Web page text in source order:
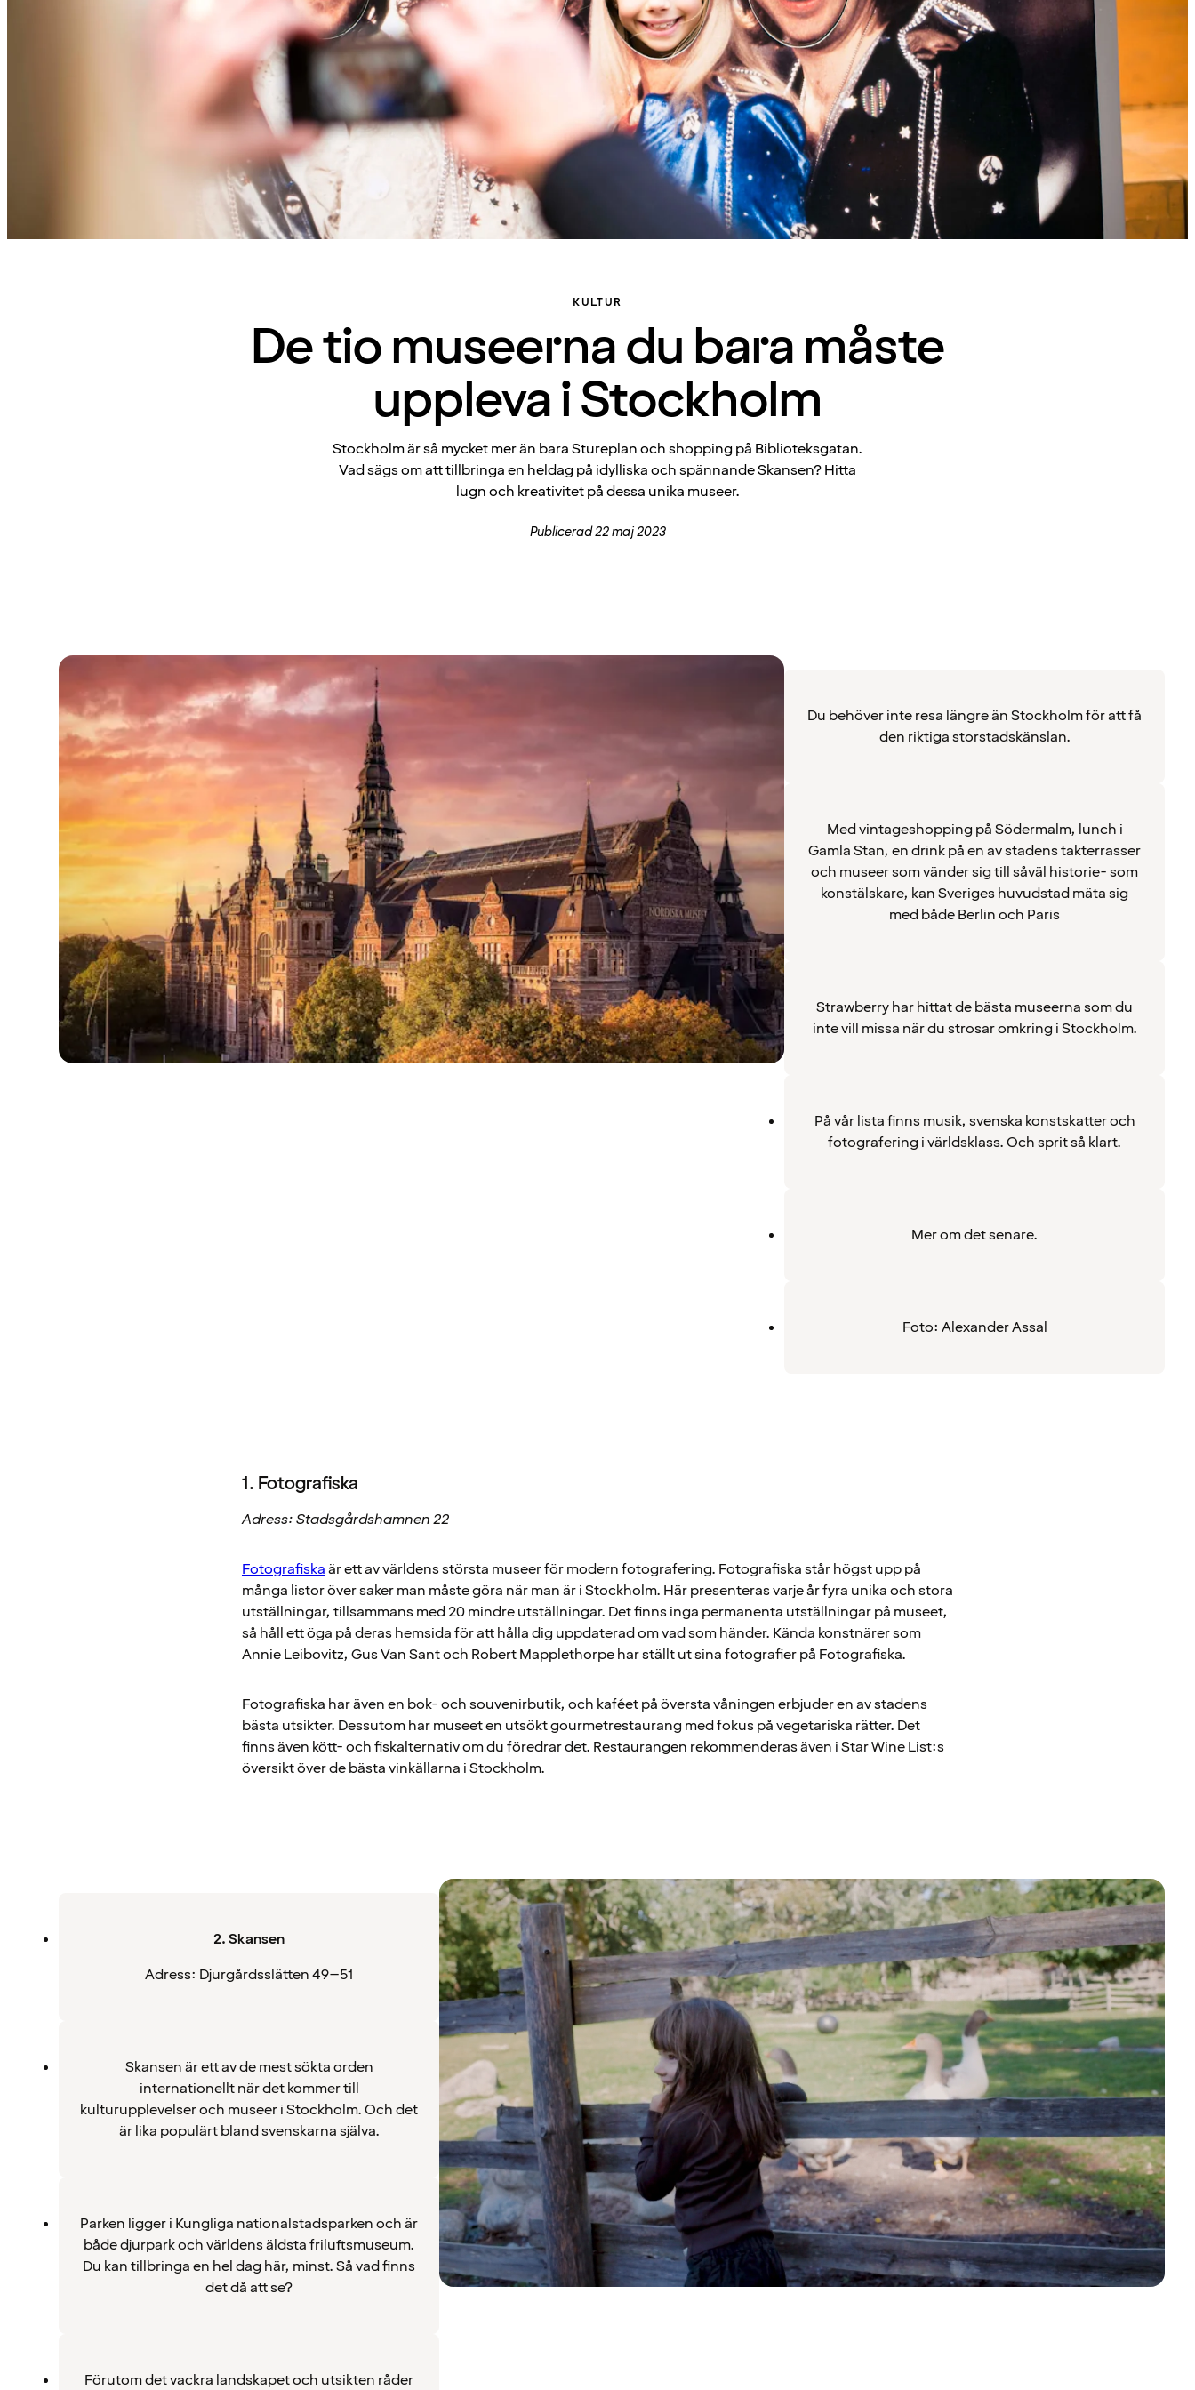
KULTUR
De tio museerna du bara måste
uppleva i Stockholm
Stockholm är så mycket mer än bara Stureplan och shopping på Biblioteksgatan.
Vad sägs om att tillbringa en heldag på idylliska och spännande Skansen? Hitta
lugn och kreativitet på dessa unika museer.
Publicerad 22 maj 2023
Du behöver inte resa längre än Stockholm för att få
den riktiga storstadskänslan.
Med vintageshopping på Södermalm, lunch i
Gamla Stan, en drink på en av stadens takterrasser
och museer som vänder sig till såväl historie- som
konstälskare, kan Sveriges huvudstad mäta sig
med både Berlin och Paris
Strawberry har hittat de bästa museerna som du
inte vill missa när du strosar omkring i Stockholm.
På vår lista finns musik, svenska konstskatter och
fotografering i världsklass. Och sprit så klart.
Mer om det senare.
Foto: Alexander Assal
1. Fotografiska
Adress: Stadsgårdshamnen 22
Fotografiskaär ett av världens största museer för modern fotografering. Fotografiska står högst upp på
många listor över saker man måste göra när man är i Stockholm. Här presenteras varje år fyra unika och stora
utställningar, tillsammans med 20 mindre utställningar. Det finns inga permanenta utställningar på museet,
så håll ett öga på deras hemsida för att hålla dig uppdaterad om vad som händer. Kända konstnärer som
Annie Leibovitz, Gus Van Sant och Robert Mapplethorpe har ställt ut sina fotografier på Fotografiska.
Fotografiska har även en bok- och souvenirbutik, och kaféet på översta våningen erbjuder en av stadens
bästa utsikter. Dessutom har museet en utsökt gourmetrestaurang med fokus på vegetariska rätter. Det
finns även kött- och fiskalternativ om du föredrar det. Restaurangen rekommenderas även i Star Wine List:s
översikt över de bästa vinkällarna i Stockholm.
2. Skansen
Adress: Djurgårdsslätten 49–51
Skansen är ett av de mest sökta orden
internationellt när det kommer till
kulturupplevelser och museer i Stockholm. Och det
är lika populärt bland svenskarna själva.
Parken ligger i Kungliga nationalstadsparken och är
både djurpark och världens äldsta friluftsmuseum.
Du kan tillbringa en hel dag här, minst. Så vad finns
det då att se?
Förutom det vackra landskapet och utsikten råder